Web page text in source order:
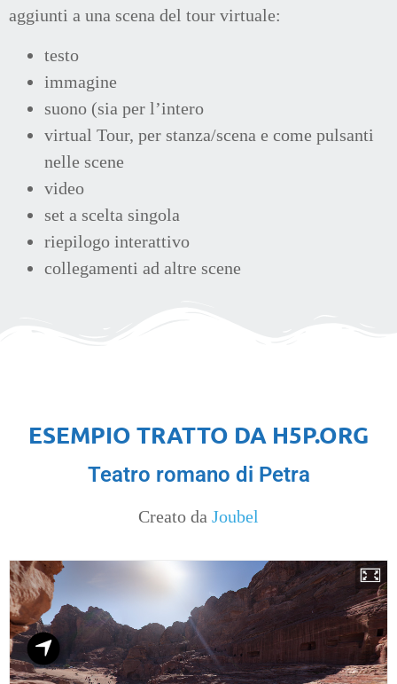
aggiunti a una scena del tour virtuale:
testo
immagine
suono (sia per l’intero
virtual Tour, per stanza/scena e come pulsanti
nelle scene
video
set a scelta singola
riepilogo interattivo
collegamenti ad altre scene
ESEMPIO TRATTO DA H5P.ORG
Teatro romano di Petra
Creato da Joubel